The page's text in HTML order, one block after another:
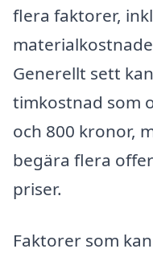
flera faktorer,
Generellt sett
timkostnad som
och 800 kronor,
begära flera
priser.
Faktorer som